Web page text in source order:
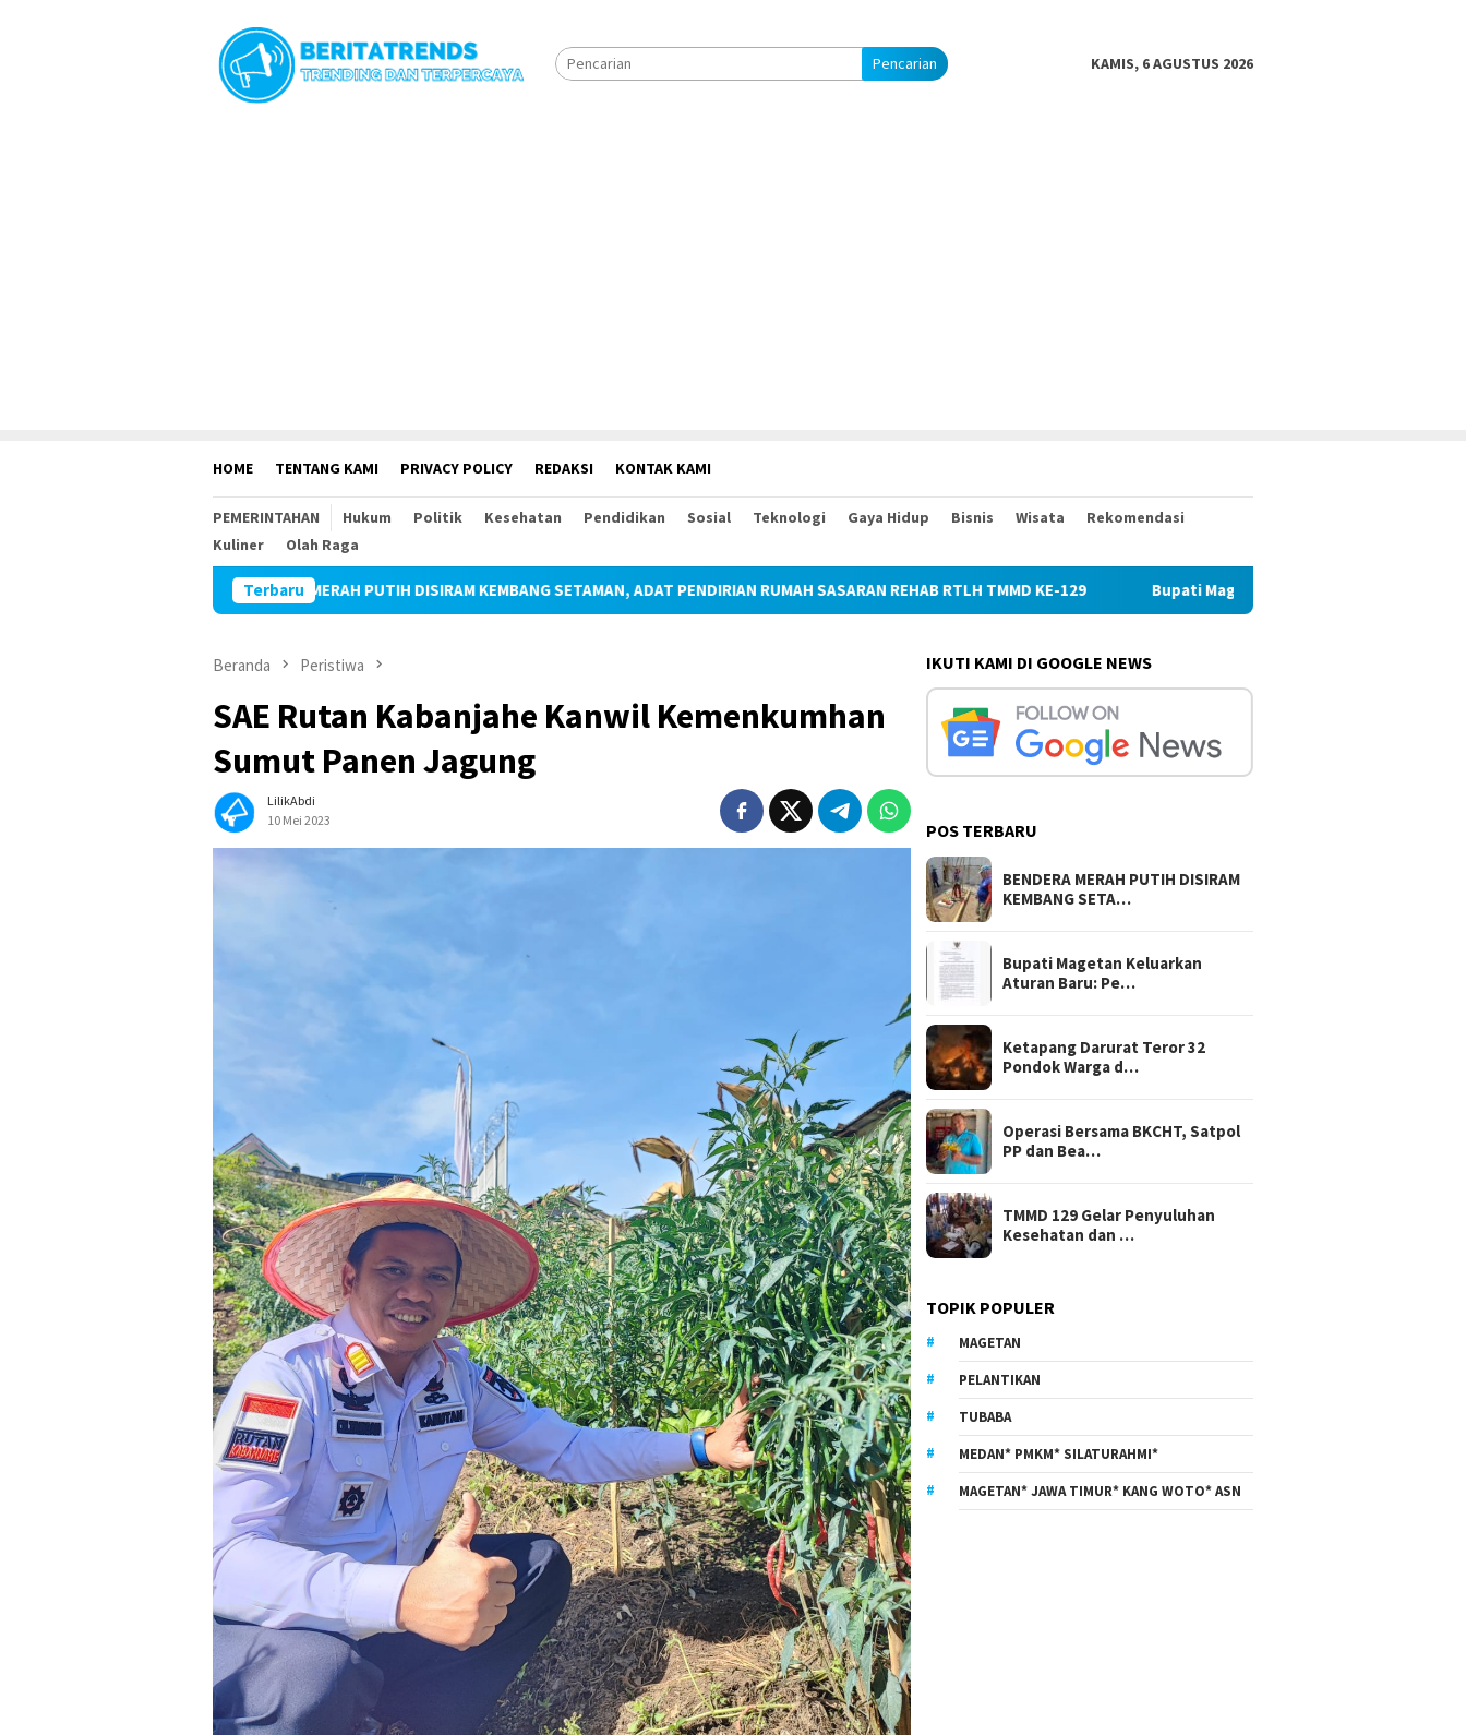
Pencarian KAMIS, 6 AGUSTUS 2026
HOME TENTANG KAMI PRIVACY POLICY REDAKSI KONTAK KAMI
PEMERINTAHAN Hukum Politik Kesehatan Pendidikan Sosial Teknologi Gaya Hidup Bisnis Wisata
Rekomendasi
Kuliner
Olah Raga
Terbaru
BENDERA MERAH PUTIH DISIRAM KEMBANG SETAMAN, ADAT PENDIRIAN RUMAH SASARAN REHAB RTLH TMMD KE-129 Bupati Magetan Keluarkan Aturan Baru: Pegawai
Beranda Peristiwa
SAE Rutan Kabanjahe Kanwil Kemenkumhan
Sumut Panen Jagung
LilikAbdi
10 Mei 2023
IKUTI KAMI DI GOOGLE NEWS
POS TERBARU
BENDERA MERAH PUTIH DISIRAM
KEMBANG SETA…
Bupati Magetan Keluarkan
Aturan Baru: Pe…
Ketapang Darurat Teror 32
Pondok Warga d…
Operasi Bersama BKCHT, Satpol
PP dan Bea…
TMMD 129 Gelar Penyuluhan
Kesehatan dan …
TOPIK POPULER
MAGETAN
PELANTIKAN
TUBABA
MEDAN* PMKM* SILATURAHMI*
MAGETAN* JAWA TIMUR* KANG WOTO* ASN